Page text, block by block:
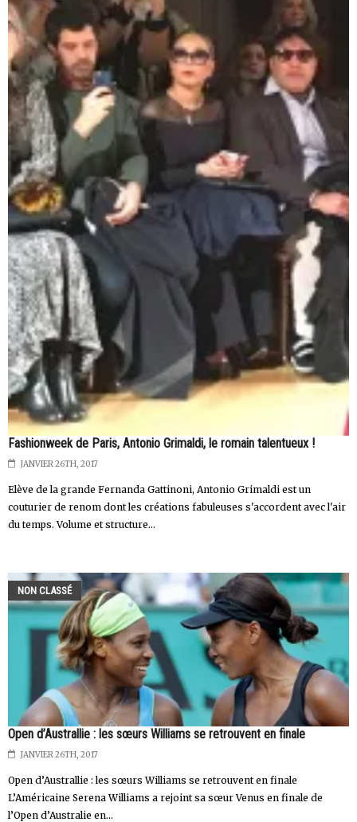
Fashionweek de Paris, Antonio Grimaldi, le romain talentueux !
JANVIER 26TH, 2017
Elève de la grande Fernanda Gattinoni, Antonio Grimaldi est un
couturier de renom dont les créations fabuleuses s'accordent avec l'air
du temps. Volume et structure...
NON CLASSÉ
Open d’Australlie : les sœurs Williams se retrouvent en finale
JANVIER 26TH, 2017
Open d’Australlie : les sœurs Williams se retrouvent en finale
L’Américaine Serena Williams a rejoint sa sœur Venus en finale de
l’Open d’Australie en...